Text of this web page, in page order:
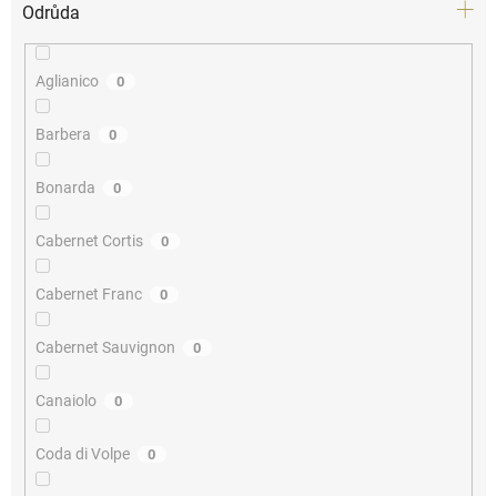
Odrůda
Aglianico 0
Barbera 0
Bonarda 0
Cabernet Cortis 0
Cabernet Franc 0
Cabernet Sauvignon 0
Canaiolo 0
Coda di Volpe 0